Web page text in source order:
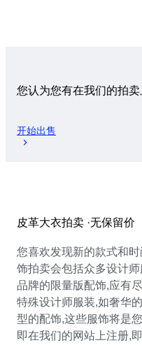
您认为您有在我们的拍
开始出售
皮革大衣拍卖 ·无保留价
您喜欢发现新的款式和
饰拍卖会包括众多设计
品牌的限量版配饰,应有
特殊设计师服装,如奢华
型的配饰,这些服饰将是
即在我们的网站上注册,